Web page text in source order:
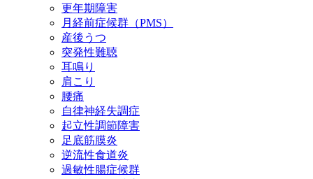
更年期障害
月経前症候群（PMS）
産後うつ
突発性難聴
耳鳴り
肩こり
腰痛
自律神経失調症
起立性調節障害
足底筋膜炎
逆流性食道炎
過敏性腸症候群